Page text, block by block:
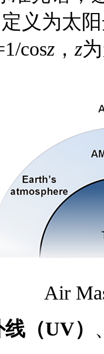
义为太
cosz ， z
Air
（UV）